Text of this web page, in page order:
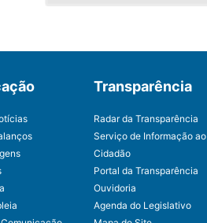
Transparência
Radar da Transparência
Serviço de Informação ao
Cidadão
Portal da Transparência
Ouvidoria
Agenda do Legislativo